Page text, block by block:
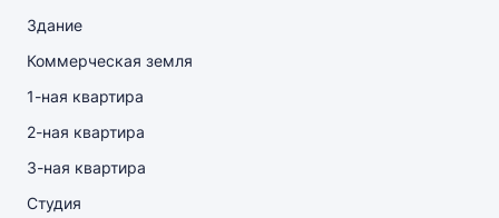
Здание
Коммерческая земля
1-ная квартира
2-ная квартира
3-ная квартира
Студия